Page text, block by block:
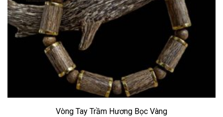
Vòng Tay Trầm Hương Bọc Vàng